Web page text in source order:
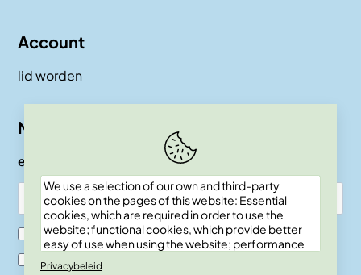
We use a selection of our own and third-party
cookies on the pages of this website: Essential
cookies, which are required in order to use the
website; functional cookies, which provide better
easy of use when using the website; performance
Privacybeleid
Account
lid worden
Nieuwsbrief
e-mail
Ik ben SKEPP lid
Ik ben geen SKEPP lid